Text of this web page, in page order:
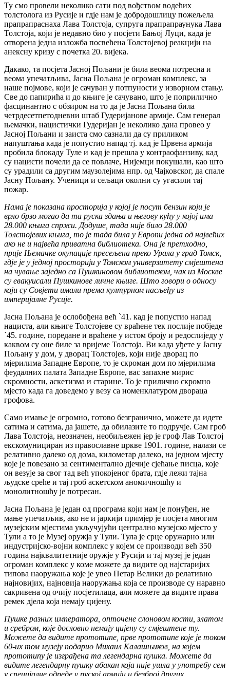
Ту смо провели неколико сати под вођством водећих
толстолога из Русије и гдје нам је добродошлицу пожељела
прапрапраснаха Лава Толстоја, супруга прапрапраунука Лава
Толстоја, који је недавно био у посјети Бањој Луци, када је
отворена једна изложба посвећена Толстојевој реакцији на
анексну кризу с почетка 20. вијека.
Дакако, та посјета Јасној Пољани је била веома потресна и
веома упечатљива, Јасна Пољана је огроман комплекс, за
наше појмове, који је сачуван у потпуности у изворном стању.
Све до папирића и до књиге је сачувано, што је поприлично
фасцинантно с обзиром на то да је Јасна Пољана била
четрдесетпетодневни штаб Гудеријанове армије. Сам генерал
њемачки, нацистички Гудеријан је неколико дана провео у
Јасној Пољани и заиста смо сазнали да су приликом
напуштања када је попустио напад тј. кад је Црвена армија
пробила блокаду Туле и кад је прешла у контраофанзиву, кад
су нацисти почели да се повлаче, Нијемци покушали, као што
су урадили са другим маузолејима нпр. од Чајковског, да спале
Јасну Пољану. Ученици и сељаци околни су угасили тај
пожар.
Нама је показана просторија у којој је посут бензин који је
врло брзо могао да та руска здања и његову кућу у којој има
28.000 књига спржи. Додуше, тада није било 28.000
Толстојевих књига, то је тада била у Европи једна од највећих
ако не и највећа приватна библиотека. Она је претходно,
прије Њемачке окупације пресељена преко Урала у град Томск,
гдје је у једној просторији у Томском универзитету смјештена
на чување заједно са Пушкиновом библиотеком, чак из Москве
су евакуисали Пушкинове личне књиге. Што говори о односу
који су Совјети имали према културном насљеђу из
империјалне Русије.
Јасна Пољана је ослобођена већ `41. кад је попустио напад
нациста, али књиге Толстојеве су враћене тек послије побједе
`45. године, поредане и враћене у истом броју и редослиједу у
каквом су оне биле за вријеме Толстоја. Ви када уђете у Јасну
Пољану у дом, у дворац Толстојев, који није дворац по
мјерилима Западне Европе, то је скроман дом по мјерилима
феудалних палата Западне Европе, вас запахне мирис
скромности, аскетизма и старине. То је прилично скромно
мјесто када га доведемо у везу са номенклатуром двораца
грофова.
Само имање је огромно, готово безгранично, можете да идете
сатима и сатима, да јашете, да обилазите то подручје. Сам гроб
Лава Толстоја, неозначен, необиљежен јер је гроф Лав Толстој
екскомунициран из православне цркве 1901. године, налази се
релативно далеко од дома, километар далеко, на једном мјесту
које је повезано за сентиментално дјечије сјећање писца, које
он везује за свог тад већ упокојеног брата, гдје лежи тајна
људске среће и тај гроб аскетском аномичношћу и
монолитношћу је потресан.
Јасна Пољана је један од програма који нам је понуђен, не
мање упечатљив, ако не и јаркији примјер је посјета многим
музејским мјестима укључујући централно музејско мјесто у
Тули а то је Музеј оружја у Тули. Тула је срце оружарно или
индустријско-војни комплекс у којем се производи већ 350
година најквалитетније оружје у Русији и тај музеј је један
огроман комплекс у коме можете да видите од најстаријих
типова наоружања које је увео Петар Велики до релативно
најновијих, најновија наоружања која се производе су наравно
сакривена од очију посјетилаца, али можете да видите права
ремек дјела која немају цијену.
Пушке разних императора, опточене слоновом кости, златом
и сребром, које дословно немају цијену су смјештене ту.
Можете да видите прототипе, прве прототипе које је током
60-их том музеју подарио Михаил Калашњиков, на којем
прототипу је изграђена та легендарна пушка. Можете да
видите легендарну пушку абакан која није ушла у употребу сем
у специјалне одреде у руској армији и безброј других